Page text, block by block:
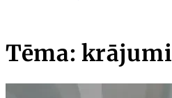
Tēma: krājumi